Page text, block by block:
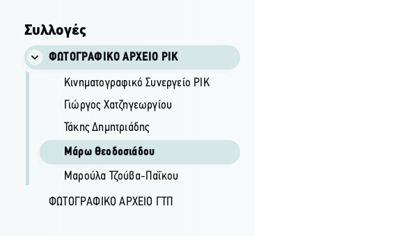
Συλλογές
ΦΩΤΟΓΡΑΦΙΚΌ ΑΡΧΕΊΟ ΡΙΚ
Κινηματογραφικό Συνεργείο ΡΙΚ
Γιώργος Χατζηγεωργίου
Τάκης Δημητριάδης
Μάρω Θεοδοσιάδου
Μαρούλα Τζούβα-Παΐκου
ΦΩΤΟΓΡΑΦΙΚΌ ΑΡΧΕΊΟ ΓΤΠ